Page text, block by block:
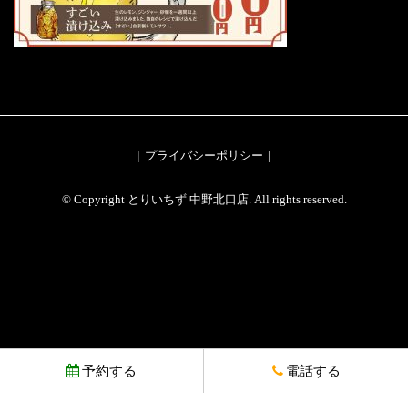
プライバシーポリシー
© Copyright とりいちず 中野北口店. All rights reserved.
予約する 電話する